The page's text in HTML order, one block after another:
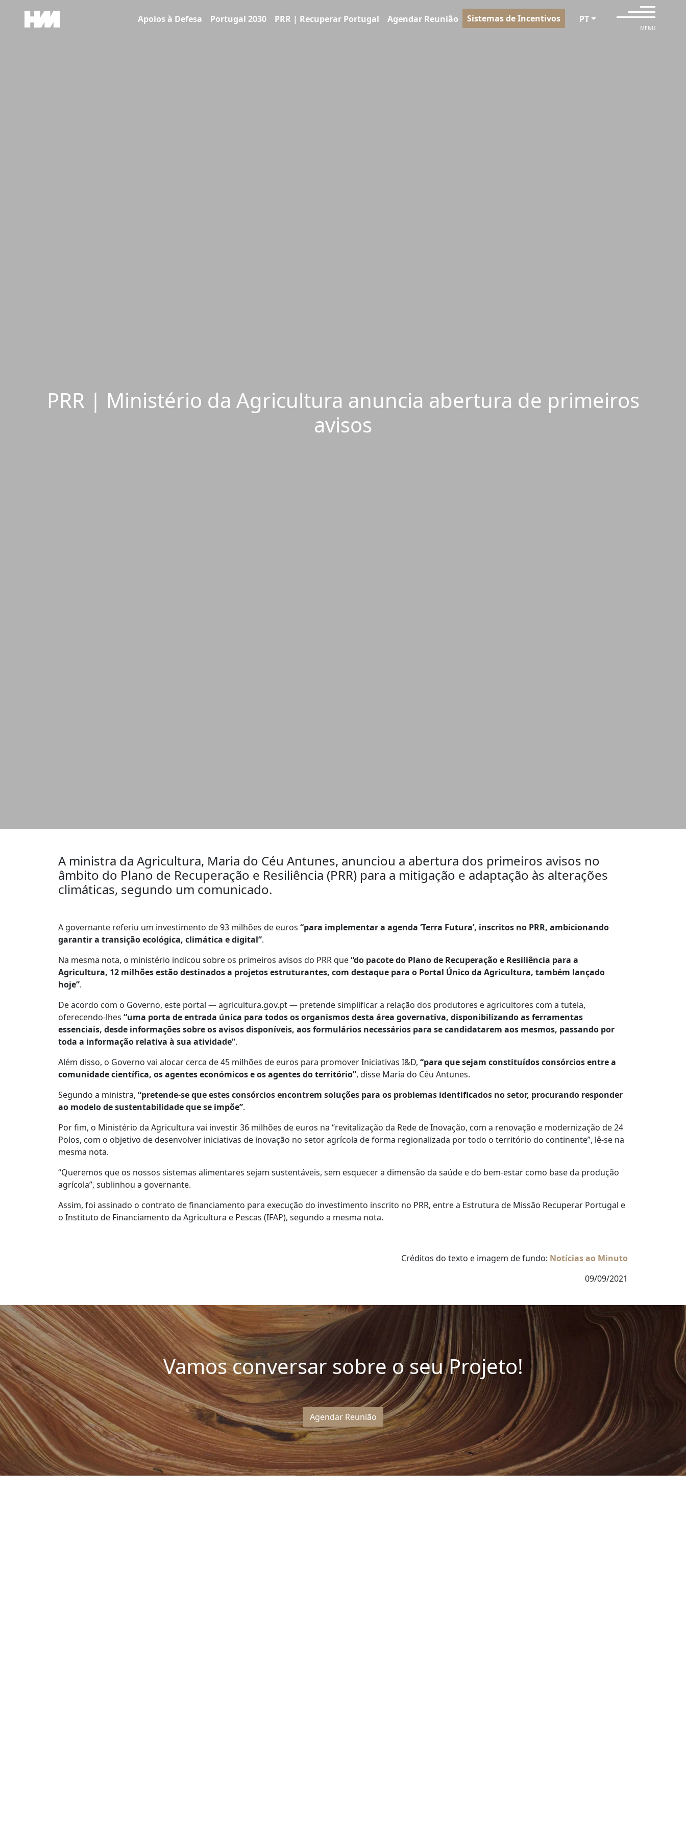
Main Navigation Apoios à Defesa Portugal 2030 PRR | Recuperar Portugal Agendar Reunião Sistemas de Incentivos PT
MENU
PRR | Ministério da Agricultura anuncia abertura de primeiros
avisos
A ministra da Agricultura, Maria do Céu Antunes, anunciou a abertura dos primeiros avisos no
âmbito do Plano de Recuperação e Resiliência (PRR) para a mitigação e adaptação às alterações
climáticas, segundo um comunicado.
A governante referiu um investimento de 93 milhões de euros “para implementar a agenda ‘Terra Futura’, inscritos no PRR, ambicionando
garantir a transição ecológica, climática e digital”.
Na mesma nota, o ministério indicou sobre os primeiros avisos do PRR que“do pacote do Plano de Recuperação e Resiliência para a
Agricultura, 12 milhões estão destinados a projetos estruturantes, com destaque para o Portal Único da Agricultura, também lançado
hoje”.
De acordo com o Governo, este portal — agricultura.gov.pt — pretende simplificar a relação dos produtores e agricultores com a tutela,
oferecendo-lhes “uma porta de entrada única para todos os organismos desta área governativa, disponibilizando as ferramentas
essenciais, desde informações sobre os avisos disponíveis, aos formulários necessários para se candidatarem aos mesmos, passando por
toda a informação relativa à sua atividade”.
Além disso, o Governo vai alocar cerca de 45 milhões de euros para promover Iniciativas I&D, “para que sejam constituídos consórcios entre a
comunidade científica, os agentes económicos e os agentes do território”, disse Maria do Céu Antunes.
Segundo a ministra, “pretende-se que estes consórcios encontrem soluções para os problemas identificados no setor, procurando responder
ao modelo de sustentabilidade que se impõe”.
Por fim, o Ministério da Agricultura vai investir 36 milhões de euros na “revitalização da Rede de Inovação, com a renovação e modernização de 24
Polos, com o objetivo de desenvolver iniciativas de inovação no setor agrícola de forma regionalizada por todo o território do continente”, lê-se na
mesma nota.
“Queremos que os nossos sistemas alimentares sejam sustentáveis, sem esquecer a dimensão da saúde e do bem-estar como base da produção
agrícola”, sublinhou a governante.
Assim, foi assinado o contrato de financiamento para execução do investimento inscrito no PRR, entre a Estrutura de Missão Recuperar Portugal e
o Instituto de Financiamento da Agricultura e Pescas (IFAP), segundo a mesma nota.
Créditos do texto e imagem de fundo: Notícias ao Minuto
09/09/2021
Vamos conversar sobre o seu Projeto!
Agendar Reunião